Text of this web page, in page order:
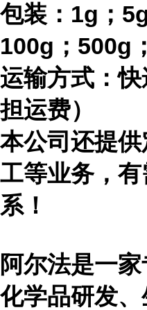
包装： 1g；
100g；500g
运输方式：
担运费）
本公司还提
工等业务，
系！
阿尔法是一
化学品研发